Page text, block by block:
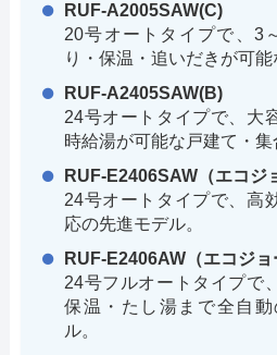
RUF-A2005SAW(C)
20号オートタイプで、3
り・保温・追いだきが可能
RUF-A2405SAW(B)
24号オートタイプで、大
時給湯が可能な戸建て・集
RUF-E2406SAW（エコジ
24号オートタイプで、高
応の先進モデル。
RUF-E2406AW（エコジョ
24号フルオートタイプで
保温・たし湯まで全自
ル。